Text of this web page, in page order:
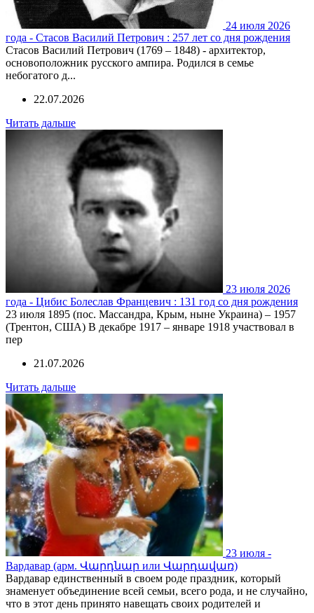
24 июля 2026
года - Стасов Василий Петрович : 257 лет со дня рождения
Стасов Василий Петрович (1769 – 1848) - архитектор,
основоположник русского ампира. Родился в семье
небогатого д...
22.07.2026
Читать дальше
23 июля 2026
года - Цибис Болеслав Францевич : 131 год со дня рождения
23 июля 1895 (пос. Массандра, Крым, ныне Украина) – 1957
(Трентон, США) В декабре 1917 – январе 1918 участвовал в
пер
21.07.2026
Читать дальше
23 июля -
Вардавар (арм. Վարդնար или Վարդավառ)
Вардавар единственный в своем роде праздник, который
знаменует объединение всей семьи, всего рода, и не случайно,
что в этот день принято навещать своих родителей и